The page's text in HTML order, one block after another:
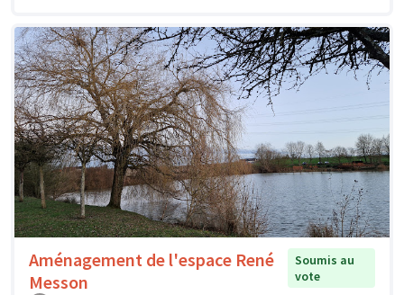
Aménagement de l'espace René
Messon
Soumis au
vote